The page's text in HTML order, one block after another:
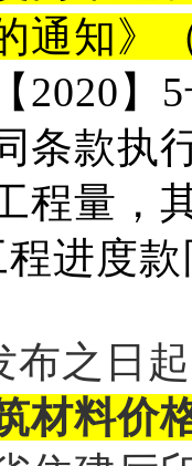
通知》
2020】
条款执
程量，
进度
布之日
材料价